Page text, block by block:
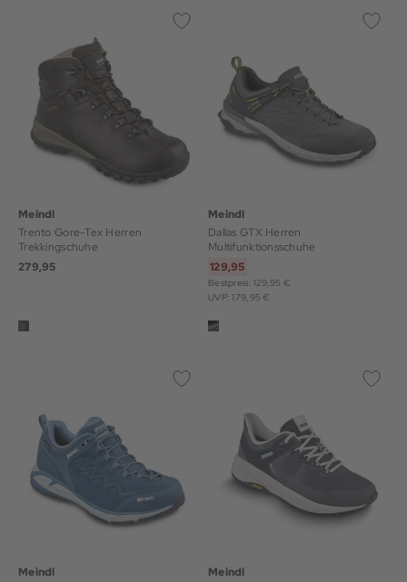
Meindl
Trento Gore-Tex Herren
Trekkingschuhe
279,95
Meindl
Dallas GTX Herren
Multifunktionsschuhe
129,95
Bestpreis: 129,95 €
UVP: 179,95 €
Meindl
Meindl